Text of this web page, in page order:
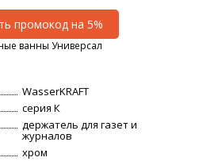
промокод на 5%
ванны Универсал
WasserKRAFT
серия К
держатель для газет и
журналов
хром